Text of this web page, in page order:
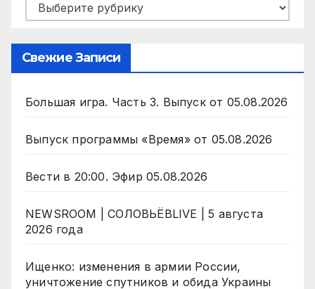
Рубрики
Свежие Записи
Большая игра. Часть 3. Выпуск от 05.08.2026
Выпуск программы «Время» от 05.08.2026
Вести в 20:00. Эфир 05.08.2026
NEWSROOM | СОЛОВЬЁВLIVE | 5 августа
2026 года
Ищенко: изменения в армии России,
уничтожение спутников и обида Украины